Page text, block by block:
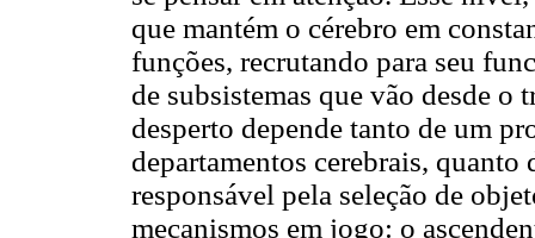
que mantém o cérebro em
funções, recrutando para seu
de subsistemas que vão desde o
desperto depende tanto de um
departamentos cerebrais,
responsável pela seleção de
mecanismos em jogo: o